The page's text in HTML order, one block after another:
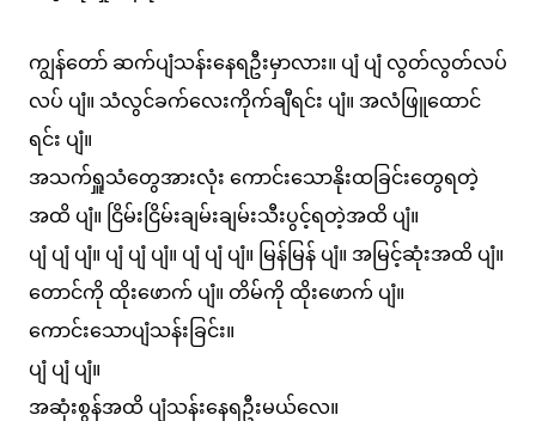
ကျွန်တော် ဆက်ပျံသန်းနေရဦးမှာလား။ ပျံ ပျံ လွတ်လွတ်လပ်
လပ် ပျံ။ သံလွင်ခက်လေးကိုက်ချီရင်း ပျံ။ အလံဖြူထောင်
ရင်း ပျံ။
အသက်ရှူသံတွေအားလုံး ကောင်းသောနိုးထခြင်းတွေရတဲ့
အထိ ပျံ။ ငြိမ်းငြိမ်းချမ်းချမ်းသီးပွင့်ရတဲ့အထိ ပျံ။
ပျံ ပျံ ပျံ။ ပျံ ပျံ ပျံ။ ပျံ ပျံ ပျံ။ မြန်မြန် ပျံ။ အမြင့်ဆုံးအထိ ပျံ။
တောင်ကို ထိုးဖောက် ပျံ။ တိမ်ကို ထိုးဖောက် ပျံ။
ကောင်းသောပျံသန်းခြင်း။
ပျံ ပျံ ပျံ။
အဆုံးစွန်အထိ ပျံသန်းနေရဦးမယ်လေ။